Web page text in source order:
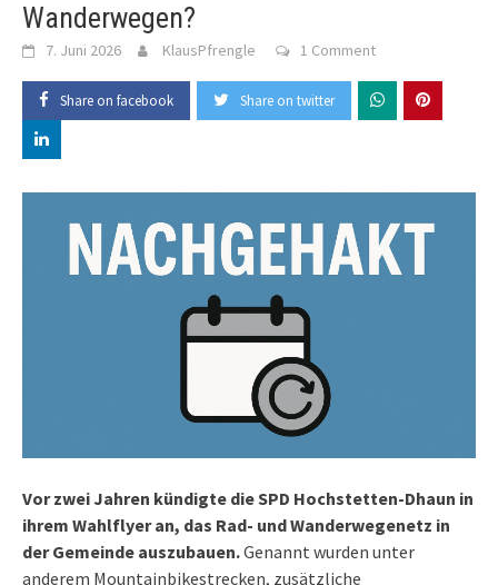
Wanderwegen?
7. Juni 2026 KlausPfrengle 1 Comment
Share on facebook Share on twitter
Vor zwei Jahren kündigte die SPD Hochstetten-Dhaun in
ihrem Wahlflyer an, das Rad- und Wanderwegenetz in
der Gemeinde auszubauen.Genannt wurden unter
anderem Mountainbikestrecken, zusätzliche